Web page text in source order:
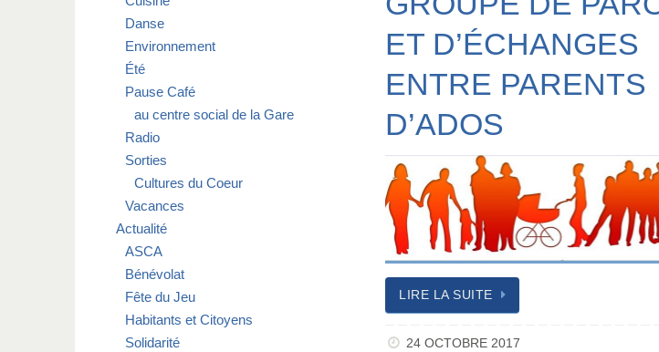
ET D’ÉCHANGES
ENTRE PARENTS
D’ADOS
LIRE LA SUITE
24 OCTOBRE 2017
Danse
Environnement
Été
Pause Café
au centre social de la Gare
Radio
Sorties
Cultures du Coeur
Vacances
Actualité
ASCA
Bénévolat
Fête du Jeu
Habitants et Citoyens
Solidarité